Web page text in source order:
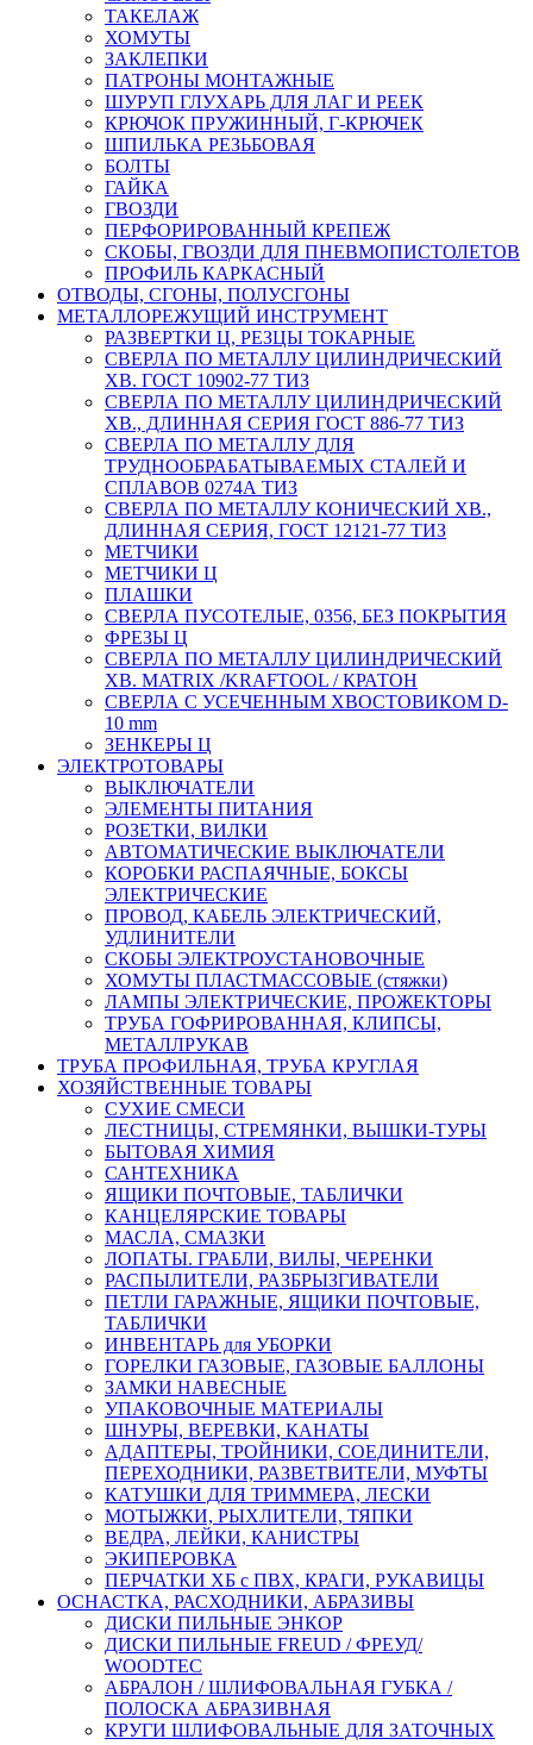
ТАКЕЛАЖ
ХОМУТЫ
ЗАКЛЕПКИ
ПАТРОНЫ МОНТАЖНЫЕ
ШУРУП ГЛУХАРЬ ДЛЯ ЛАГ И РЕЕК
КРЮЧОК ПРУЖИННЫЙ, Г-КРЮЧЕК
ШПИЛЬКА РЕЗЬБОВАЯ
БОЛТЫ
ГАЙКА
ГВОЗДИ
ПЕРФОРИРОВАННЫЙ КРЕПЕЖ
СКОБЫ, ГВОЗДИ ДЛЯ ПНЕВМОПИСТОЛЕТОВ
ПРОФИЛЬ КАРКАСНЫЙ
ОТВОДЫ, СГОНЫ, ПОЛУСГОНЫ
МЕТАЛЛОРЕЖУЩИЙ ИНСТРУМЕНТ
РАЗВЕРТКИ Ц, РЕЗЦЫ ТОКАРНЫЕ
СВЕРЛА ПО МЕТАЛЛУ ЦИЛИНДРИЧЕСКИЙ
ХВ. ГОСТ 10902-77 ТИЗ
СВЕРЛА ПО МЕТАЛЛУ ЦИЛИНДРИЧЕСКИЙ
ХВ., ДЛИННАЯ СЕРИЯ ГОСТ 886-77 ТИЗ
СВЕРЛА ПО МЕТАЛЛУ ДЛЯ
ТРУДНООБРАБАТЫВАЕМЫХ СТАЛЕЙ И
СПЛАВОВ 0274А ТИЗ
СВЕРЛА ПО МЕТАЛЛУ КОНИЧЕСКИЙ ХВ.,
ДЛИННАЯ СЕРИЯ, ГОСТ 12121-77 ТИЗ
МЕТЧИКИ
МЕТЧИКИ Ц
ПЛАШКИ
СВЕРЛА ПУСОТЕЛЫЕ, 0356, БЕЗ ПОКРЫТИЯ
ФРЕЗЫ Ц
СВЕРЛА ПО МЕТАЛЛУ ЦИЛИНДРИЧЕСКИЙ
ХВ. MATRIX /KRAFTOOL / КРАТОН
СВЕРЛА С УСЕЧЕННЫМ ХВОСТОВИКОМ D-
10 mm
ЗЕНКЕРЫ Ц
ЭЛЕКТРОТОВАРЫ
ВЫКЛЮЧАТЕЛИ
ЭЛЕМЕНТЫ ПИТАНИЯ
РОЗЕТКИ, ВИЛКИ
АВТОМАТИЧЕСКИЕ ВЫКЛЮЧАТЕЛИ
КОРОБКИ РАСПАЯЧНЫЕ, БОКСЫ
ЭЛЕКТРИЧЕСКИЕ
ПРОВОД, КАБЕЛЬ ЭЛЕКТРИЧЕСКИЙ,
УДЛИНИТЕЛИ
СКОБЫ ЭЛЕКТРОУСТАНОВОЧНЫЕ
ХОМУТЫ ПЛАСТМАССОВЫЕ (стяжки)
ЛАМПЫ ЭЛЕКТРИЧЕСКИЕ, ПРОЖЕКТОРЫ
ТРУБА ГОФРИРОВАННАЯ, КЛИПСЫ,
МЕТАЛЛРУКАВ
ТРУБА ПРОФИЛЬНАЯ, ТРУБА КРУГЛАЯ
ХОЗЯЙСТВЕННЫЕ ТОВАРЫ
СУХИЕ СМЕСИ
ЛЕСТНИЦЫ, СТРЕМЯНКИ, ВЫШКИ-ТУРЫ
БЫТОВАЯ ХИМИЯ
САНТЕХНИКА
ЯЩИКИ ПОЧТОВЫЕ, ТАБЛИЧКИ
КАНЦЕЛЯРСКИЕ ТОВАРЫ
МАСЛА, СМАЗКИ
ЛОПАТЫ. ГРАБЛИ, ВИЛЫ, ЧЕРЕНКИ
РАСПЫЛИТЕЛИ, РАЗБРЫЗГИВАТЕЛИ
ПЕТЛИ ГАРАЖНЫЕ, ЯЩИКИ ПОЧТОВЫЕ,
ТАБЛИЧКИ
ИНВЕНТАРЬ для УБОРКИ
ГОРЕЛКИ ГАЗОВЫЕ, ГАЗОВЫЕ БАЛЛОНЫ
ЗАМКИ НАВЕСНЫЕ
УПАКОВОЧНЫЕ МАТЕРИАЛЫ
ШНУРЫ, ВЕРЕВКИ, КАНАТЫ
АДАПТЕРЫ, ТРОЙНИКИ, СОЕДИНИТЕЛИ,
ПЕРЕХОДНИКИ, РАЗВЕТВИТЕЛИ, МУФТЫ
КАТУШКИ ДЛЯ ТРИММЕРА, ЛЕСКИ
МОТЫЖКИ, РЫХЛИТЕЛИ, ТЯПКИ
ВЕДРА, ЛЕЙКИ, КАНИСТРЫ
ЭКИПЕРОВКА
ПЕРЧАТКИ ХБ с ПВХ, КРАГИ, РУКАВИЦЫ
ОСНАСТКА, РАСХОДНИКИ, АБРАЗИВЫ
ДИСКИ ПИЛЬНЫЕ ЭНКОР
ДИСКИ ПИЛЬНЫЕ FREUD / ФРЕУД/
WOODTEC
АБРАЛОН / ШЛИФОВАЛЬНАЯ ГУБКА /
ПОЛОСКА АБРАЗИВНАЯ
КРУГИ ШЛИФОВАЛЬНЫЕ ДЛЯ ЗАТОЧНЫХ